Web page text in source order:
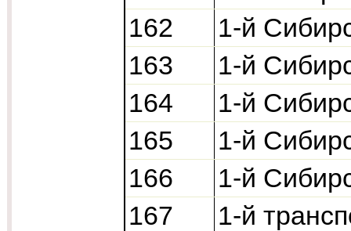
162
1-й
163
1-й
164
1-й
165
1-й
166
1-й
167
1-й